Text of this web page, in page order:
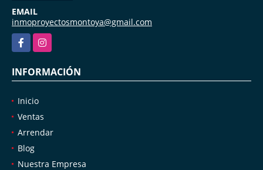
EMAIL
inmoproyectosmontoya@gmail.com
FacebookInstagram
INFORMACIÓN
Inicio
Ventas
Arrendar
Blog
Nuestra Empresa